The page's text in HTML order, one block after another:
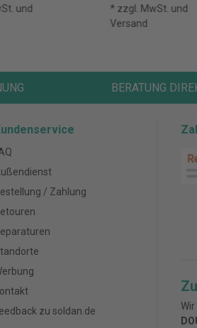
und
* zzgl. MwSt. und
Versand
BERATUNG
/ Zahlung
zu soldan.de